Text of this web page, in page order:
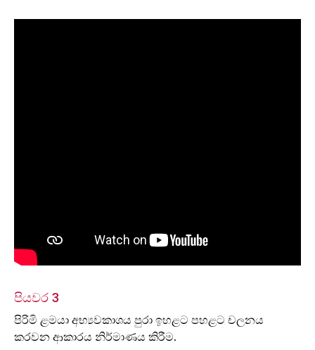
පියවර 3
පිරිමි ළමයා අභ්‍යවකාශය පුරා ඉහළට පහළට චලනය
කරවන ආකාරය නිර්මාණය කිරීම.